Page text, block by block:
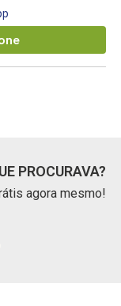
PROCURAVA?
agora mesmo!